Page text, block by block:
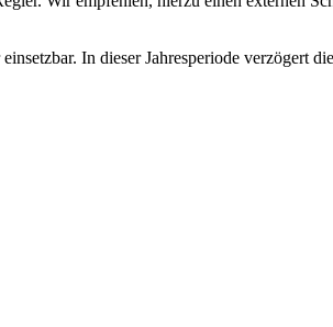
In dieser Jahresperiode verzögert